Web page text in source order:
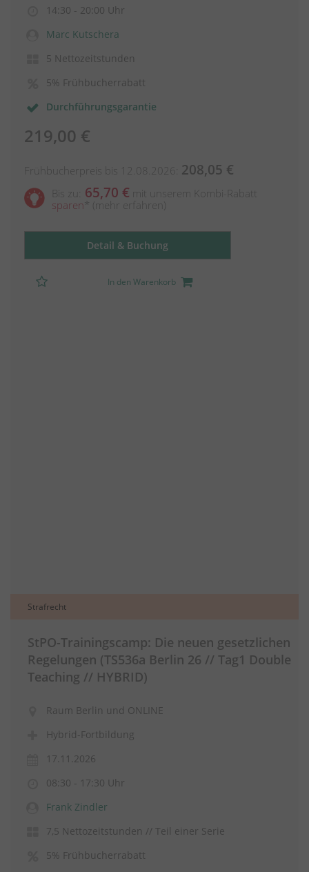
14:30 - 20:00 Uhr
Marc Kutschera
5 Nettozeitstunden
5% Frühbucherrabatt
Durchführungsgarantie
219,00 €
Frühbucherpreis bis 12.08.2026: 208,05 €
Bis zu: 65,70 € mit unserem Kombi-Rabatt
sparen
(mehr erfahren)
Detail & Buchung
In den Warenkorb
Strafrecht
StPO-Trainingscamp: Die neuen gesetzlichen
Regelungen (TS536a Berlin 26 // Tag1 Double
Teaching // HYBRID)
Raum Berlin und ONLINE
Hybrid-Fortbildung
17.11.2026
08:30 - 17:30 Uhr
Frank Zindler
7,5 Nettozeitstunden // Teil einer Serie
5% Frühbucherrabatt